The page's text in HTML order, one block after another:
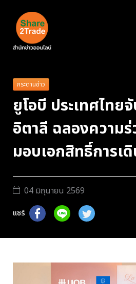
กระดานข่าว
ยูโอบี ประเทศไท
อิตาลี ฉลองความ
มอบเอกสิทธิ์การเ
04 มิถุนายน 2569
แชร์